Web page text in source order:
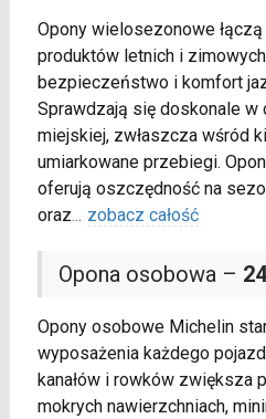
Opony wielosezonowe
produktów letnich i
bezpieczeństwo i komfort
Sprawdzają się doskonale w
miejskiej, zwłaszcza wśród
umiarkowane przebiegi.
oferują oszczędność na
oraz... zobacz całość
Opona osobowa –
Opony osobowe Michelin
wyposażenia każdego
kanałów i rowków zwiększa
mokrych nawierzchniach,